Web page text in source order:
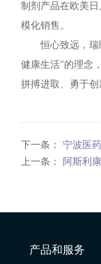
制剂产品在欧美
模化销售。
恒心致远，
健康生活"的理念
拼搏进取、勇于创
下一条： 宁波医
上一条：
阿斯利
产品和服务